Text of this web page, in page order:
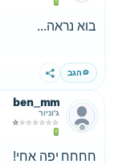
בוא נראה...
הגב שתף
ben_mm
ג'וניור
חחחח יפה אחי!